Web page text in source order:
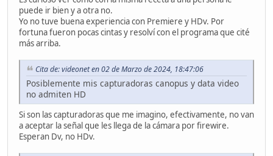
puede ir bien y a otra no.
Yo no tuve buena experiencia con Premiere y HDv. Por
fortuna fueron pocas cintas y resolví con el programa que cité
más arriba.
Cita de: videonet en 02 de Marzo de 2024, 18:47:06
Posiblemente mis capturadoras canopus y data video
no admiten HD
Si son las capturadoras que me imagino, efectivamente, no van
a aceptar la señal que les llega de la cámara por firewire.
Esperan Dv, no HDv.